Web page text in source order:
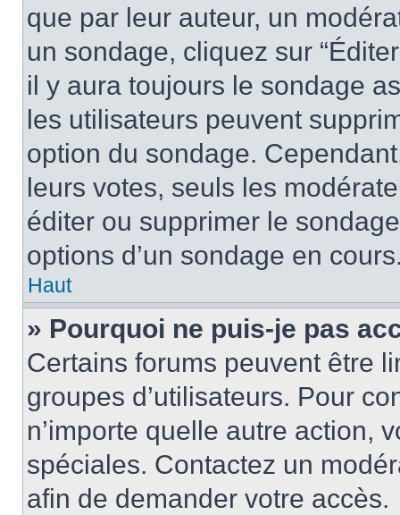
que par leur auteur, un
un sondage, cliquez sur
il y aura toujours le sondage
les utilisateurs peuvent
option du sondage.
leurs votes, seuls les
éditer ou supprimer le
options d’un sondage en
Haut
» Pourquoi ne puis-je pas
Certains forums peuvent être
groupes d’utilisateurs. Pour
n’importe quelle autre action,
spéciales. Contactez un
afin de demander votre accès.